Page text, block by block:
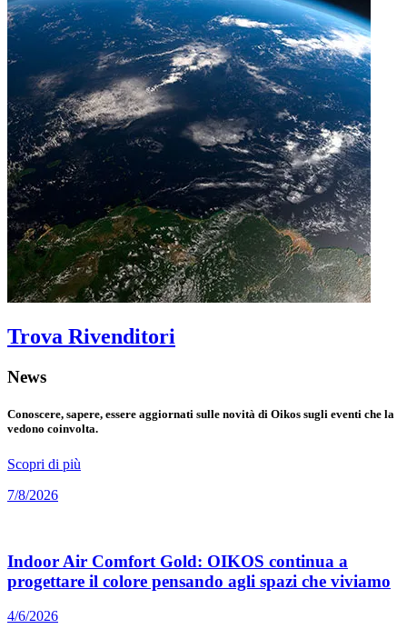
Trova Rivenditori
News
Conoscere, sapere, essere aggiornati sulle novità di Oikos sugli eventi che la
vedono coinvolta.
Scopri di più
7/8/2026
Indoor Air Comfort Gold: OIKOS continua a
progettare il colore pensando agli spazi che viviamo
4/6/2026